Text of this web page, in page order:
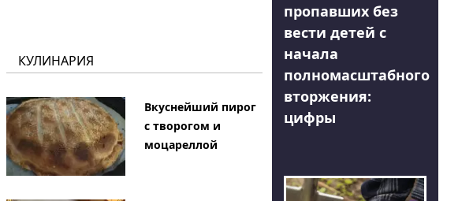
КУЛИНАРИЯ
Вкуснейший пирог
с творогом и
моцареллой
пропавших без
вести детей с
начала
полномасштабного
вторжения:
цифры